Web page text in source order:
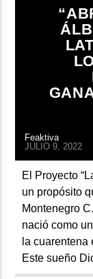
ARTISTA
Feaktiva
JULIO 9, 2022
El Proyecto
un propósito
Montenegro
nació como
la
Este sueño